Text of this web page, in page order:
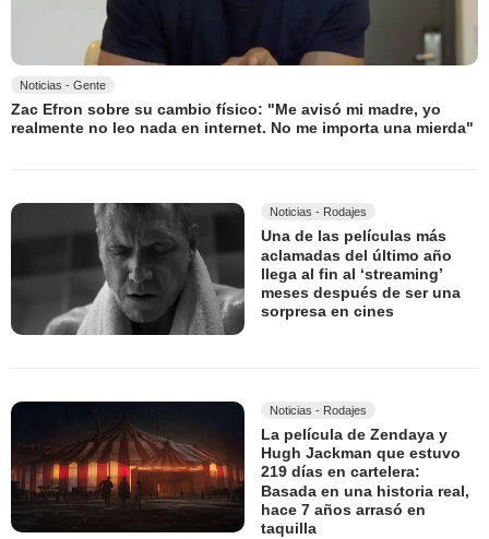
Noticias - Gente
Zac Efron sobre su cambio físico: "Me avisó mi madre, yo
realmente no leo nada en internet. No me importa una mierda"
Noticias - Rodajes
Una de las películas más
aclamadas del último año
llega al fin al ‘streaming’
meses después de ser una
sorpresa en cines
Noticias - Rodajes
La película de Zendaya y
Hugh Jackman que estuvo
219 días en cartelera:
Basada en una historia real,
hace 7 años arrasó en
taquilla